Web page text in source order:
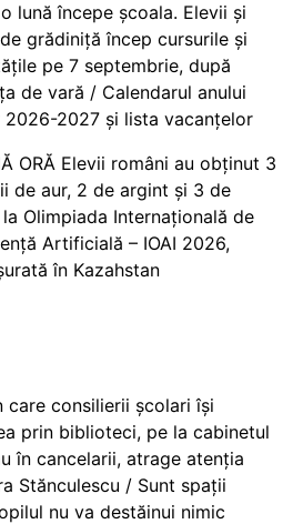
lună începe școala. Elevii și
grădiniță încep cursurile și
pe 7 septembrie, după
de vară / Calendarul anului
2026-2027 și lista vacanțelor
ORĂ Elevii români au obținut 3
de aur, 2 de argint și 3 de
Olimpiada Internațională de
Artificială – IOAI 2026,
în Kazahstan
care consilierii școlari își
prin biblioteci, pe la cabinetul
în cancelarii, atrage atenția
Stănculescu / Sunt spații
nu va destăinui nimic